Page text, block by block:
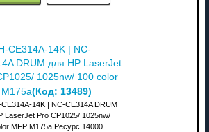
CE314A-14K | NC-
DRUM для HP LaserJet
1025nw/ 100 color
(Код: 13489)
14K | NC-CE314A DRUM
LaserJet Pro CP1025/ 1025nw/
MFP M175a Ресурс 14000